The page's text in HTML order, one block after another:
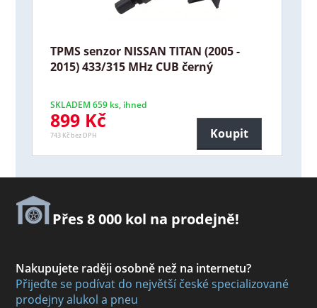
TPMS senzor NISSAN TITAN (2005 -
2015) 433/315 MHz CUB černý
SKLADEM 659 ks, ihned
899 Kč
743 Kč bez DPH Koupit
Přes 8 000 kol na prodejně!
Nakupujete raději osobně než na internetu?
Přijeďte se podívat do největší české specializované
prodejny alukol a pneu